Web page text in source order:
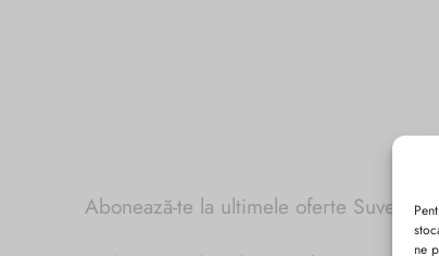
ne
Abonează-te la ultimele oferte Suveran